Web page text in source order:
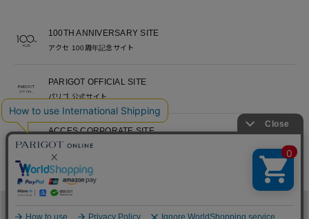
100TH ANNIVERSARY SITE
アクセ 100周年記念サイト
PARIGOT OFFICIAL SITE
パリゴ 公式サイト
ACCES CORPORATE SITE
アクセ コーポレートサイト
ACCES RECRUITE SITE
アクセ採用サイト